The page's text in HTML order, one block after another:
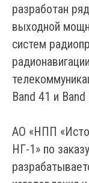
разработан
выходной
систем
Band 41 и Band
АО «НПП
НГ-1» по